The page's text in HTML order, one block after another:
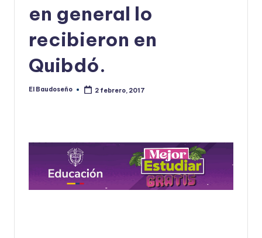
en general lo
recibieron en
Quibdó.
Publicado
El Baudoseño 2 febrero, 2017